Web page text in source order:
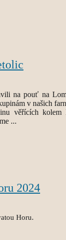
na pouť na
v našich
věřících kolem
...
2024
Horu.